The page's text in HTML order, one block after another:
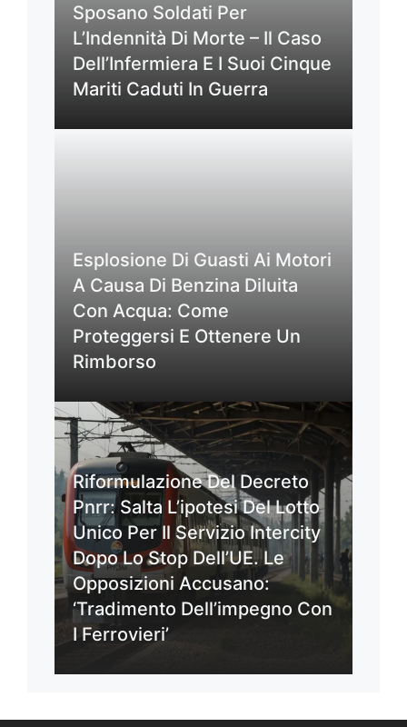
Sposano Soldati Per
L’Indennità Di Morte – Il Caso
Dell’Infermiera E I Suoi Cinque
Mariti Caduti In Guerra
Esplosione Di Guasti Ai Motori
A Causa Di Benzina Diluita
Con Acqua: Come
Proteggersi E Ottenere Un
Rimborso
Riformulazione Del Decreto
Pnrr: Salta L’ipotesi Del Lotto
Unico Per Il Servizio Intercity
Dopo Lo Stop Dell’UE. Le
Opposizioni Accusano:
‘Tradimento Dell’impegno Con
I Ferrovieri’